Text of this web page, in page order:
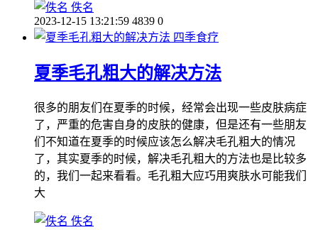
佚名
2023-12-15 13:21:59 4839 0
四季食疗
夏季毛孔粗大的解决方法
很多的朋友们在夏季的时候，经常会出现一些皮肤病症
了，严重的危害自身的皮肤的健康，但是还有一些朋友
们不知道在夏季的时候应该怎么解决毛孔粗大的情况
了，其实夏季的时候，解决毛孔粗大的方法也是比较多
的，我们一起来看看。毛孔粗大应巧用爽肤水可能我们
大
佚名